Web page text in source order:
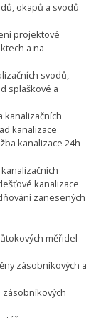
okapů a svodů
projektové
a na
svodů,
splaškové a
kanalizačních
kanalizace
kanalizace 24h –
kanalizace
zanesených
měřidel
zásobníkových a
zásobníkových